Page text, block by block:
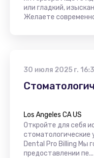
или гладкий,
Желаете
30 июля 2025 г.
Los Angeles CA US
Откройте для себя
стоматологические
Dental Pro Billing Мы
предоставлении пе...